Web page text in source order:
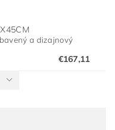
a dizajnový
€167,11